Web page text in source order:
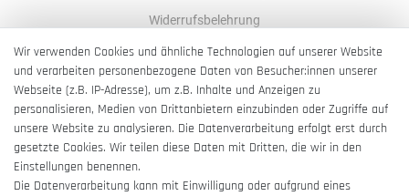
Widerrufsbelehrung
AGB
Impressum
Barrierefreiheitserklärung
Wir verwenden Cookies und ähnliche Technologien auf unserer Website
und verarbeiten personenbezogene Daten von Besucher:innen unserer
Webseite (z.B. IP-Adresse), um z.B. Inhalte und Anzeigen zu
personalisieren, Medien von Drittanbietern einzubinden oder Zugriffe auf
unsere Website zu analysieren. Die Datenverarbeitung erfolgt erst durch
gesetzte Cookies. Wir teilen diese Daten mit Dritten, die wir in den
Einstellungen benennen.
Die Datenverarbeitung kann mit Einwilligung oder aufgrund eines